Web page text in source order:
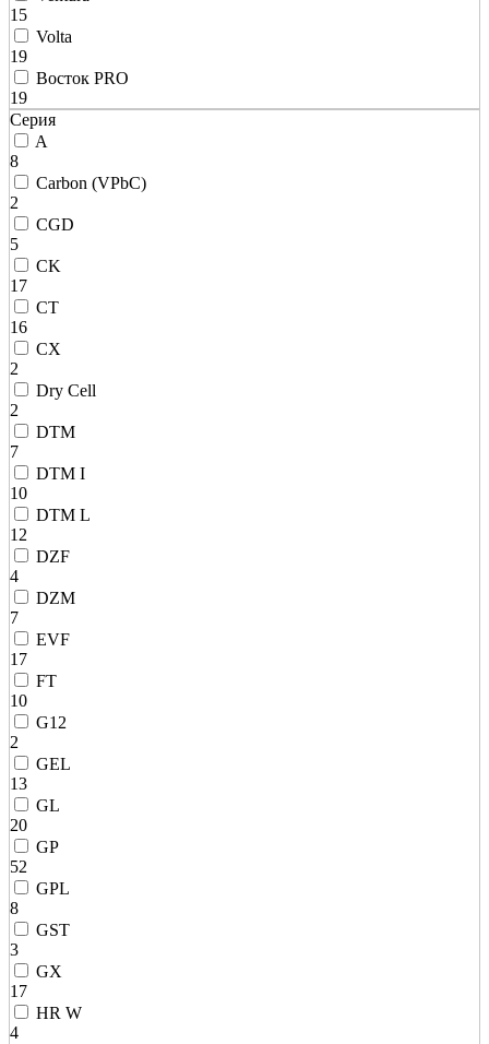
15
Volta
19
Восток PRO
19
Серия
A
8
Carbon (VPbC)
2
CGD
5
CK
17
CT
16
CX
2
Dry Cell
2
DTM
7
DTM I
10
DTM L
12
DZF
4
DZM
7
EVF
17
FT
10
G12
2
GEL
13
GL
20
GP
52
GPL
8
GST
3
GX
17
HR W
4